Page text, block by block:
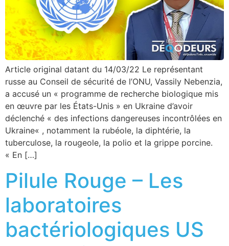
Article original datant du 14/03/22 Le représentant
russe au Conseil de sécurité de l’ONU, Vassily Nebenzia,
a accusé un « programme de recherche biologique mis
en œuvre par les États-Unis » en Ukraine d’avoir
déclenché « des infections dangereuses incontrôlées en
Ukraine« , notamment la rubéole, la diphtérie, la
tuberculose, la rougeole, la polio et la grippe porcine.
« En […]
Pilule Rouge – Les
laboratoires
bactériologiques US